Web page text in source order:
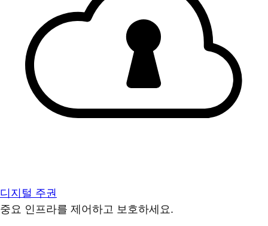
디지털 주권
중요 인프라를 제어하고 보호하세요.